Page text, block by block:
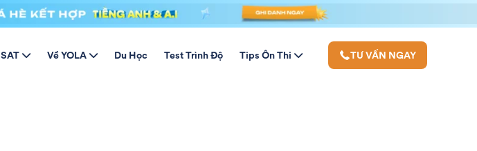
Về YOLA Du Học Test Trình Độ Tips Ôn Thi TƯ VẤN NGAY